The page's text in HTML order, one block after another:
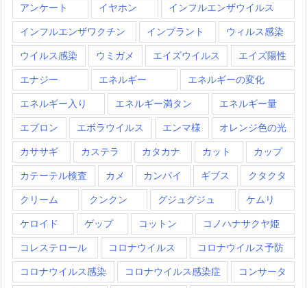
アンケート イヤホン インフルエンザウイルス
インフルエンザワクチン インプラント ウィルス感染
ウイルス感染 ウミガメ エイズウイルス エイズ陽性
エナジー エネルギー エネルギーの変化
エネルギー入り エネルギー満タン エネルギー量
エプロン エボラウイルス エンマ様 オレンジ色の光
カササギ カステラ カタカナ カット カップ
カテーテル検査 カメ カンパイ ギブス クタクタ
クリーム クンクン グジュグジュ ケムリ
ケロイド ゲップ コットン コノハナサクヤ姫
コレステロール コロナウイルス コロナウイルス予防
コロナウイルス感染 コロナウイルス感染症 コンサータ